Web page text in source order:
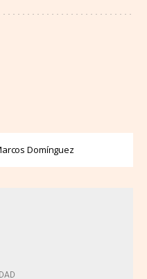
Domínguez